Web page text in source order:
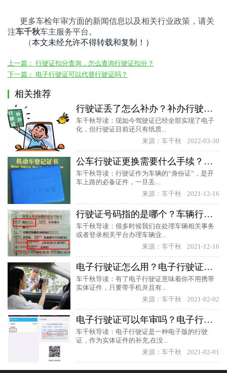
更多车检年审方面的新闻信息以及相关行业政策，请关
注车千秋车主服务平台。
（本文未经允许不得转载和复制！）
上一篇： 行驶证扣分查询，怎么查询行驶证扣分？
下一篇： 电子行驶证可以代替行驶证吗？
相关推荐
行驶证丢了怎么补办？补办行驶证必须要去登记地吗？
车千秋导读：现如今驾驶证已经全部实现了电子
化，但行驶证目前还只有纸质...
来源：车千秋
2022-03-30
公车行驶证更换需要什么手续？单位车辆怎么换行驶证？
车千秋导读：行驶证作为车辆的“身份证”，是开
车上路的必备证件，一旦丢...
来源：车千秋
2021-12-16
行驶证号码指的是哪个？车辆行驶证号指的是什么？
车千秋导读：很多时候我们在处理车辆相关事务
或者登录相关平台办理车辆业...
来源：车千秋
2021-12-16
电子行驶证怎么用？电子行驶证可以发给别人用吗？
车千秋导读：有了电子行驶证意味着你不用携带
实体证件，只要带手机并且有...
来源：车千秋
2021-02-02
电子行驶证可以年审吗？电子行驶证怎么查询？
车千秋导读：电子行驶证是一种电子版的行驶
证，作为实体证件的补充,在没...
来源：车千秋
2021-02-01